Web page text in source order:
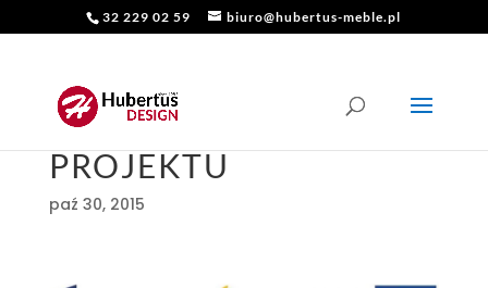
32 229 02 59 biuro@hubertus-meble.pl
ZAKOŃCZENIE
PROJEKTU
paź 30, 2015